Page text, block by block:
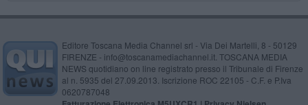
Editore Toscana Media Channel srl - Via Dei Martelli, 8 - 50129
FIRENZE - info@toscanamediachannel.it. TOSCANA MEDIA
NEWS quotidiano on line registrato presso il Tribunale di Firenze
al n. 5935 del 27.09.2013. Iscrizione ROC 22105 - C.F. e P.Iva
0620787048